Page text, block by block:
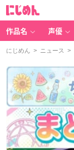
作品名 声優
にじめん > ニュース >